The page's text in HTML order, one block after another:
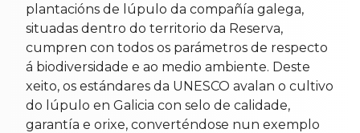
plantacións de lúpulo da compañía galega,
situadas dentro do territorio da Reserva,
cumpren con todos os parámetros de respecto
á biodiversidade e ao medio ambiente. Deste
xeito, os estándares da UNESCO avalan o cultivo
do lúpulo en Galicia con selo de calidade,
garantía e orixe, converténdose nun exemplo